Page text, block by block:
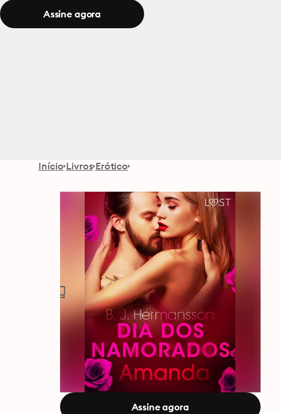
Assine agora
Início Livros Erótico
Assine agora